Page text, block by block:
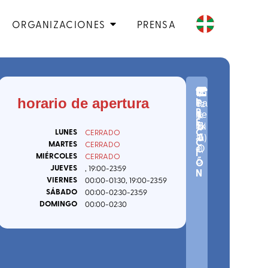
ORGANIZACIONES PRENSA
horario de apertura
LUNES CERRADO
MARTES CERRADO
MIÉRCOLES CERRADO
JUEVES , 19:00-23:59
VIERNES 00:00-01:30, 19:00-23:59
SÁBADO 00:00-02:30-23:59
DOMINGO 00:00-02:30
D
I
R
E
C
C
I
Ó
N
Ba
rre
nk
al
e,
n
º
1
1
-
C.
P.
4
8
0
0
5
B
I
L
B
A
O
(B
iz
k
ai
a)